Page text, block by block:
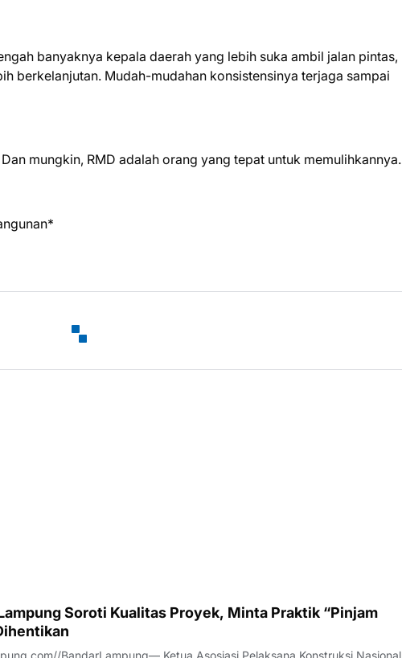
banyaknya kepala daerah yang lebih suka ambil jalan pintas,
berkelanjutan. Mudah-mudahan konsistensinya terjaga sampai
mungkin, RMD adalah orang yang tepat untuk memulihkannya.
Soroti Kualitas Proyek, Minta Praktik “Pinjam
BandarLampung— Ketua Asosiasi Pelaksana Konstruksi Nasional